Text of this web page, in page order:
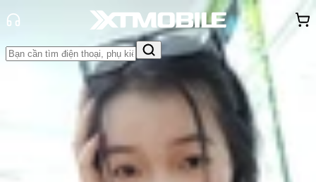
Trang chủ
Đánh Giá - Trên Tay So SánhTư vấn
Khuyến
Thủ thuậtHỏi đápApp - GameThông báo
Khách
hàng - Sự kiện